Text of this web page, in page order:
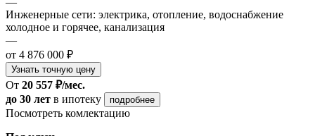
Инженерные сети: электрика, отопление, водоснабжение
холодное и горячее, канализация
—
от 4 876 000 ₽
Узнать точную цену
От 20 557 ₽/мес.
до 30 лет в ипотеку подробнее
Посмотреть комлектацию